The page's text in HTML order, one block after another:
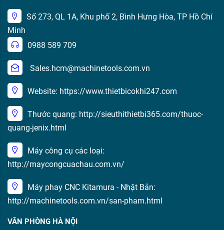
Số 273, QL 1A, Khu phố 2, Bình Hưng Hòa, TP Hồ Chí
Minh
0988 589 709
Sales.hcm@machinetools.com.vn
Website: https://www.thietbicokhi247.com
Thước quang: http://sieuthithietbi365.com/thuoc-
quang-jenix.html
Máy công cụ các loại:
http://maycongcuachau.com.vn/
Máy phay CNC Kitamura - Nhật Bản:
http://machinetools.com.vn/san-pham.html
VĂN PHÒNG HÀ NỘI